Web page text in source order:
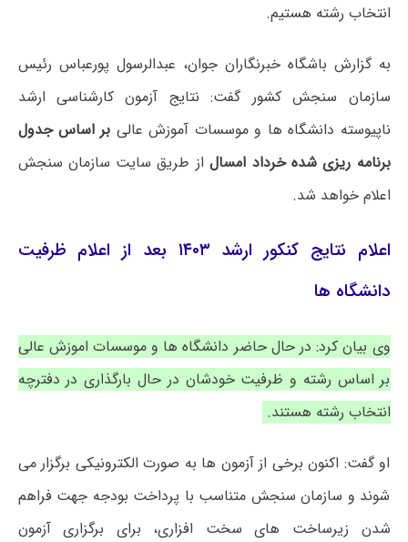
انتخاب رشته هستیم.
به گزارش باشگاه خبرنگاران جوان، عبدالرسول پورعباس رئیس
سازمان سنجش کشور گفت: نتایج آزمون کارشناسی ارشد
ناپیوسته دانشگاه ها و موسسات آموزش عالی بر اساس جدول
برنامه ریزی شده خرداد امسالاز طریق سایت سازمان سنجش
اعلام خواهد شد.
اعلام نتایج کنکور ارشد ۱۴۰۳ بعد از اعلام ظرفیت
دانشگاه ها
وی بیان کرد: در حال حاضر دانشگاه ها و موسسات اموزش عالی
بر اساس رشته و ظرفیت خودشان در حال بارگذاری در دفترچه
انتخاب رشته هستند.
او گفت: اکنون برخی از آزمون ها به صورت الکترونیکی برگزار می
شوند و سازمان سنجش متناسب با پرداخت بودجه جهت فراهم
شدن زیرساخت های سخت افزاری، برای برگزاری آزمون